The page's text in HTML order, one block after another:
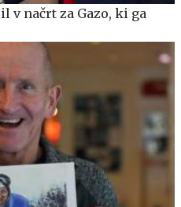
v načrt za Gazo, ki ga